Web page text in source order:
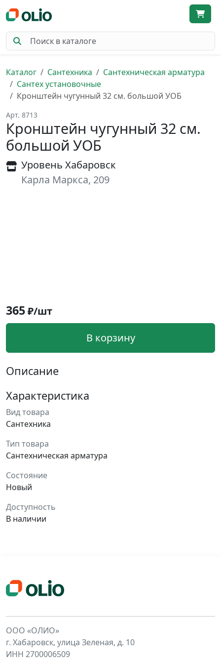
Каталог Сантехника
Сантехническая арматура
Сантех установочные
Кронштейн чугунный 32 см. большой УОБ
Арт. 8713
Кронштейн чугунный 32 см.
большой УОБ
Уровень Хабаровск
Карла Маркса, 209
365₽/шт
В корзину
Описание
Характеристика
Вид товара
Сантехника
Тип товара
Сантехническая арматура
Состояние
Новый
Доступность
В наличии
ООО «ОЛИО»
г. Хабаровск, улица Зеленая, д. 10
ИНН 2700006509